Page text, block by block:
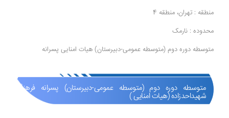
منطقه : تهران، منطقه 4
محدوده : نارمک
متوسطه دوره دوم (متوسطه عمومی-دبیرستان) هیات امنایی پسرانه
متوسطه دوره دوم (متوسطه عمومی-دبیرستان) پسرانه فرهنگ
شهیداحدزاده (هیات امنایی )